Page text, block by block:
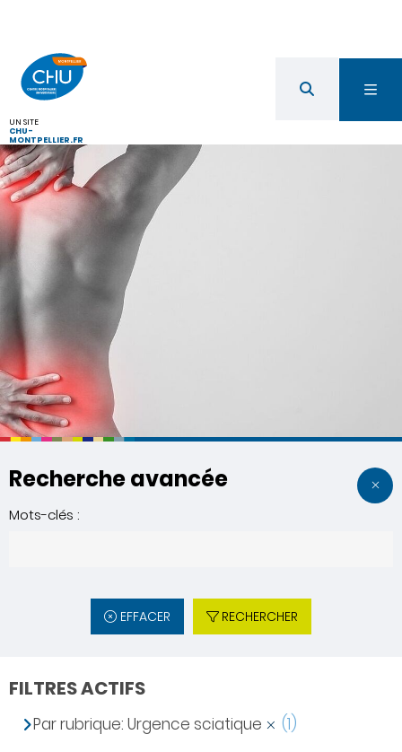
UN SITE
CHU-
MONTPELLIER.FR
Recherche avancée
Mots-clés :
EFFACER RECHERCHER
FILTRES ACTIFS
Par rubrique: Urgence sciatique (1)